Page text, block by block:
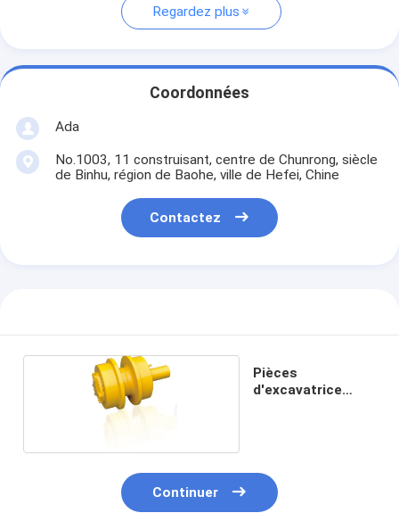
Regardez plus
Coordonnées
Ada
No.1003, 11 construisant, centre de Chunrong, siècle
de Binhu, région de Baohe, ville de Hefei, Chine
Contactez
Pièces
d'excavatrice
Continuer